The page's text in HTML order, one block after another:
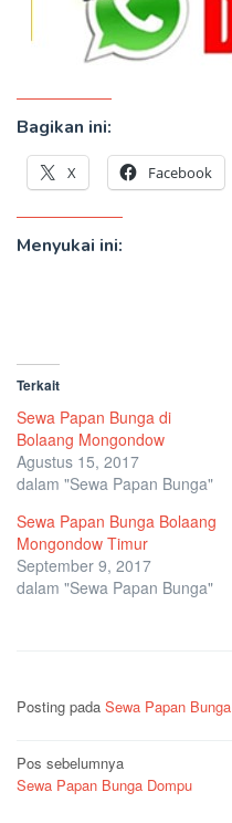
Bagikan ini:
X Facebook
Menyukai ini:
Terkait
Sewa Papan Bunga di
Bolaang Mongondow
Agustus 15, 2017
dalam "Sewa Papan Bunga"
Sewa Papan Bunga Bolaang
Mongondow Timur
September 9, 2017
dalam "Sewa Papan Bunga"
Posting pada Sewa Papan Bunga
Navigasi
pos
Pos sebelumnya
Sewa Papan Bunga Dompu